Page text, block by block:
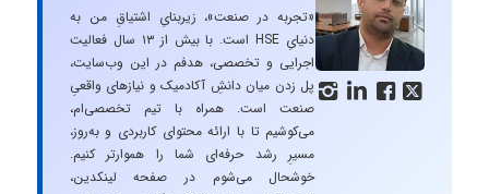
   
«تجربه در صنعت»، زیربنایِ اشتیاقِ من به
دنیایِ HSE است. با بیش از ۱۳ سال فعالیت
اجرایی و تخصصی، هدفم در این وب‌سایت،
پل زدن میان دانشِ آکادمیک و نیازهای واقعیِ
صنعت است. همراه با تیم تخصصی‌ام،
می‌کوشیم تا با ارائه محتوای کاربردی و به‌روز،
مسیرِ رشد حرفه‌ای شما را هموارتر کنیم.
خوشحال می‌شوم در صفحه لینکدین،